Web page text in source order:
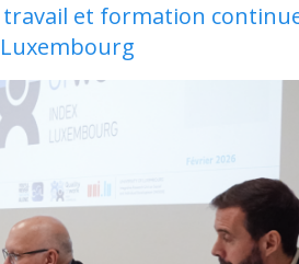
travail et formation